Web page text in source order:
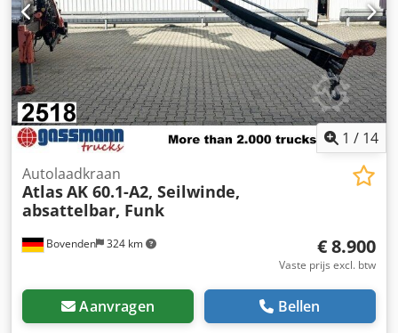
1 / 14
Bovenden 324 km
Autolaadkraan
AtlasAK 60.1-A2, Seilwinde,
absattelbar, Funk
€ 8.900
Vaste prijs excl. btw
Aanvragen Bellen